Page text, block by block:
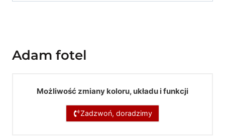
Adam fotel
Możliwość zmiany koloru, układu i funkcji
Zadzwoń, doradzimy